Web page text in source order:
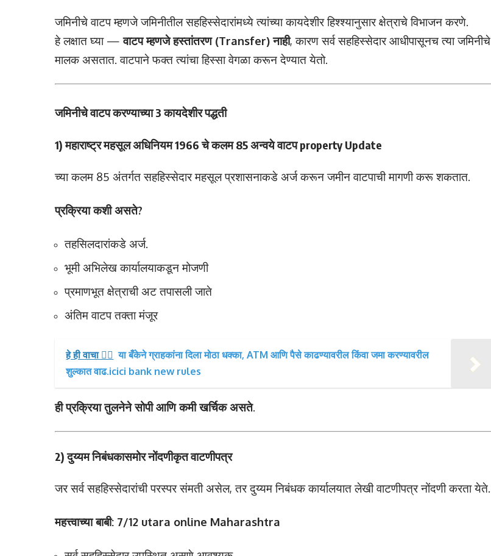
जमिनीचे वाटप म्हणजे जमिनीतील सहहिस्सेदारांमध्ये त्यांच्या कायदेशीर हिश्श्यानुसार क्षेत्राचे विभाजन करणे.
हे लक्षात घ्या —वाटप म्हणजे हस्तांतरण (Transfer) नाही, कारण सर्व सहहिस्सेदार आधीपासूनच त्या जमिनीचे
मालक असतात. वाटपाने फक्त त्यांचा हिस्सा वेगळा करून देण्यात येतो.
जमिनीचे वाटप करण्याच्या 3 कायदेशीर पद्धती
1) महाराष्ट्र महसूल अधिनियम 1966 चे कलम 85 अन्वये वाटप property Update
च्या कलम 85 अंतर्गत सहहिस्सेदार महसूल प्रशासनाकडे अर्ज करून जमीन वाटपाची मागणी करू शकतात.
प्रक्रिया कशी असते?
तहसिलदारांकडे अर्ज.
भूमी अभिलेख कार्यालयाकडून मोजणी
प्रमाणभूत क्षेत्राची अट तपासली जाते
अंतिम वाटप तक्ता मंजूर
हे ही वाचा 👉🏻 या बँकेने ग्राहकांना दिला मोठा धक्का, ATM आणि पैसे काढण्यावरील किंवा जमा करण्यावरील
शुल्कात वाढ.icici bank new rules
ही प्रक्रिया तुलनेने सोपी आणि कमी खर्चिक असते.
2)दुय्यम निबंधकासमोर नोंदणीकृत वाटणीपत्र
जर सर्व सहहिस्सेदारांची परस्पर संमती असेल, तर दुय्यम निबंधक कार्यालयात लेखी वाटणीपत्र नोंदणी करता येते.
महत्त्वाच्या बाबी: 7/12 utara online Maharashtra